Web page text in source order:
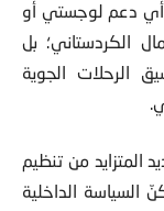
الكردستاني؛ بل
الرحلات الجوية
السياسة الداخلية
الحكومة، في ظل